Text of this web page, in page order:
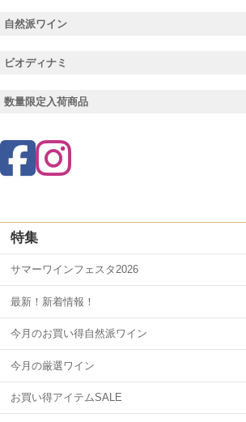
自然派ワイン
ビオディナミ
数量限定入荷商品
特集
サマーワインフェスタ2026
最新！新着情報！
今月のお買い得自然派ワイン
今月の厳選ワイン
お買い得アイテムSALE